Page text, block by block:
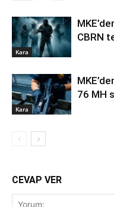
Kara
CBRN
Kara
76 MH
CEVAP VER